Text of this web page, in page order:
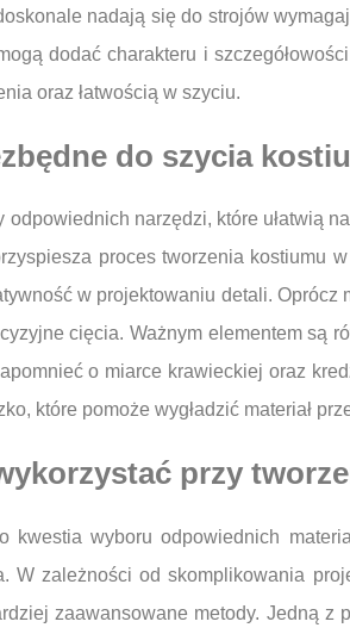
nadają się do strojów
dodać charakteru i
oraz łatwością w szyciu.
do szycia
narzędzi, które ułatwią
proces tworzenia kostiumu
w projektowaniu detali.
cięcia. Ważnym elementem są
o miarce krawieckiej oraz
które pomoże wygładzić materiał
przy
kwestia wyboru odpowiednich
W zależności od skomplikowania
zaawansowane metody. Jedną z